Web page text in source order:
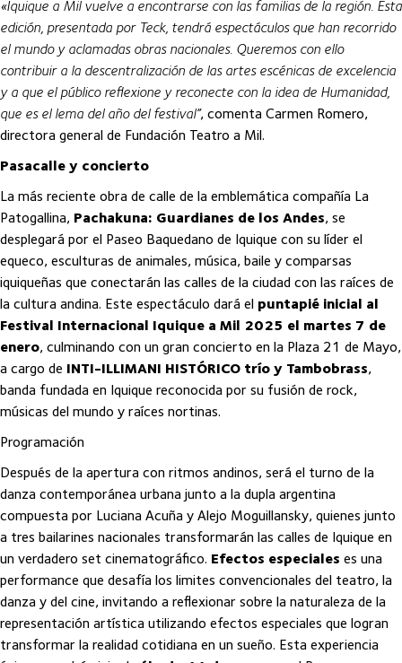
«Iquique a Mil vuelve a encontrarse con las familias de la región. Esta
edición, presentada por Teck, tendrá espectáculos que han recorrido
el mundo y aclamadas obras nacionales. Queremos con ello
contribuir a la descentralización de las artes escénicas de excelencia
y a que el público reflexione y reconecte con la idea de Humanidad,
que es el lema del año del festival”, comenta Carmen Romero,
directora general de Fundación Teatro a Mil.
Pasacalle y concierto
La más reciente obra de calle de la emblemática compañía La
Patogallina, Pachakuna: Guardianes de los Andes, se
desplegará por el Paseo Baquedano de Iquique con su líder el
equeco, esculturas de animales, música, baile y comparsas
iquiqueñas que conectarán las calles de la ciudad con las raíces de
la cultura andina. Este espectáculo dará el puntapié inicial al
Festival Internacional Iquique a Mil 2025 el martes 7 de
enero, culminando con un gran concierto en la Plaza 21 de Mayo,
a cargo de INTI-ILLIMANI HISTÓRICO trío y Tambobrass,
banda fundada en Iquique reconocida por su fusión de rock,
músicas del mundo y raíces nortinas.
Programación
Después de la apertura con ritmos andinos, será el turno de la
danza contemporánea urbana junto a la dupla argentina
compuesta por Luciana Acuña y Alejo Moguillansky, quienes junto
a tres bailarines nacionales transformarán las calles de Iquique en
un verdadero set cinematográfico. Efectos especiales es una
performance que desafía los limites convencionales del teatro, la
danza y del cine, invitando a reflexionar sobre la naturaleza de la
representación artística utilizando efectos especiales que logran
transformar la realidad cotidiana en un sueño. Esta experiencia